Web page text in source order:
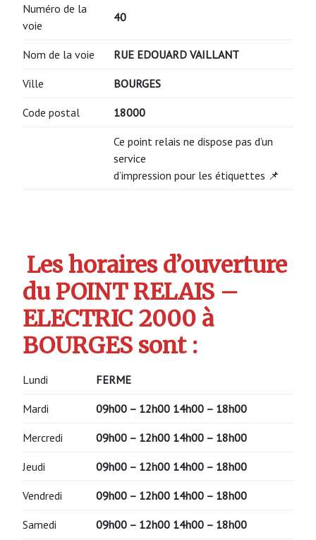
Numéro de la
voie
40
Nom de la voie RUE EDOUARD VAILLANT
Ville BOURGES
Code postal 18000
Ce point relais ne dispose pas d’un
service
d’impression pour les étiquettes 📌
Les horaires d’ouverture
du POINT RELAIS –
ELECTRIC 2000 à
BOURGES sont :
Lundi FERME
Mardi 09h00 – 12h00 14h00 – 18h00
Mercredi 09h00 – 12h00 14h00 – 18h00
Jeudi 09h00 – 12h00 14h00 – 18h00
Vendredi 09h00 – 12h00 14h00 – 18h00
Samedi 09h00 – 12h00 14h00 – 18h00